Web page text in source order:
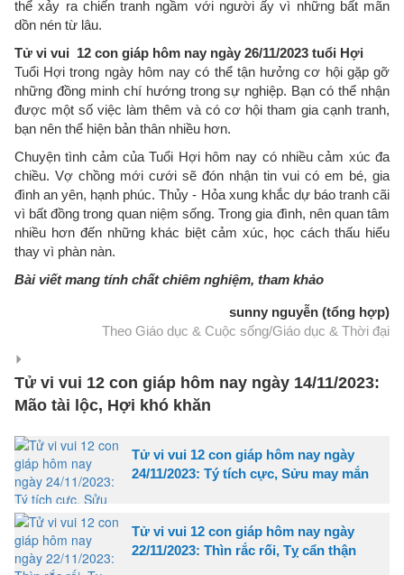
thể xảy ra chiến tranh ngầm với người ấy vì những bất mãn
dồn nén từ lâu.
Tử vi vui 12 con giáp hôm nay ngày 26/11/2023 tuổi Hợi
Tuổi Hợi trong ngày hôm nay có thể tận hưởng cơ hội gặp gỡ
những đồng minh chí hướng trong sự nghiệp. Bạn có thể nhận
được một số việc làm thêm và có cơ hội tham gia cạnh tranh,
bạn nên thể hiện bản thân nhiều hơn.
Chuyện tình cảm của Tuổi Hợi hôm nay có nhiều cảm xúc đa
chiều. Vợ chồng mới cưới sẽ đón nhận tin vui có em bé, gia
đình an yên, hạnh phúc. Thủy - Hỏa xung khắc dự báo tranh cãi
vì bất đồng trong quan niệm sống. Trong gia đình, nên quan tâm
nhiều hơn đến những khác biệt cảm xúc, học cách thấu hiểu
thay vì phàn nàn.
Bài viết mang tính chất chiêm nghiệm, tham khảo
sunny nguyễn (tổng hợp)
Theo Giáo dục & Cuộc sống/Giáo dục & Thời đại
Tử vi vui 12 con giáp hôm nay ngày 14/11/2023:
Mão tài lộc, Hợi khó khăn
Tử vi vui 12 con giáp hôm nay ngày
24/11/2023: Tý tích cực, Sửu may mắn
Tử vi vui 12 con giáp hôm nay ngày
22/11/2023: Thìn rắc rối, Tỵ cẩn thận